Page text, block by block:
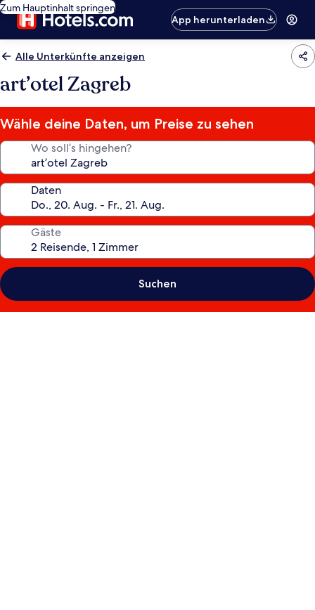
Zum Hauptinhalt springen
App herunterladen
Alle Unterkünfte anzeigen
art’otel Zagreb
Wähle deine Daten, um Preise zu sehen
Wo soll’s hingehen?
Daten
Gäste
Suchen